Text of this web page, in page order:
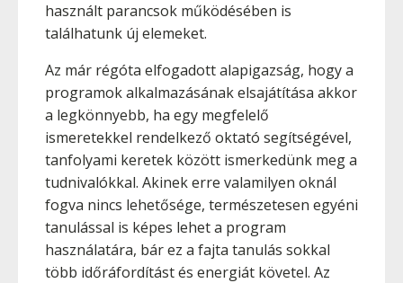
használt parancsok működésében is
találhatunk új elemeket.
Az már régóta elfogadott alapigazság, hogy a
programok alkalmazásának elsajátítása akkor
a legkönnyebb, ha egy megfelelő
ismeretekkel rendelkező oktató segítségével,
tanfolyami keretek között ismerkedünk meg a
tudnivalókkal. Akinek erre valamilyen oknál
fogva nincs lehetősége, természetesen egyéni
tanulással is képes lehet a program
használatára, bár ez a fajta tanulás sokkal
több időráfordítást és energiát követel. Az